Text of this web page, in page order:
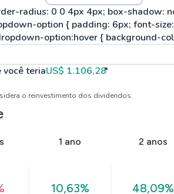
você teriaUS$ 1.106,28*
o reinvestimento dos dividendos.
1 ano 2 anos
10,63% 48,09%